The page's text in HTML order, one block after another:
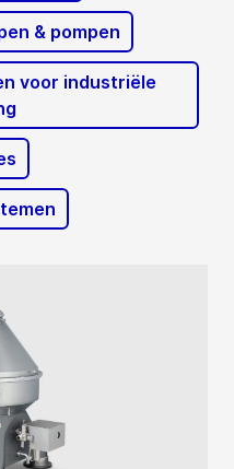
& pompen
voor industriële